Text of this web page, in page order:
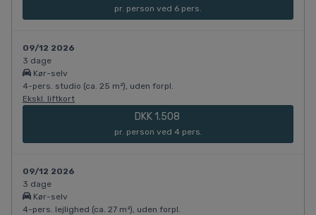
pr. person ved 6 pers.
09/12 2026
3 dage
Kør-selv
4-pers. studio (ca. 25 m²), uden forpl.
Ekskl. liftkort
DKK 1.508
pr. person ved 4 pers.
09/12 2026
3 dage
Kør-selv
4-pers. lejlighed (ca. 27 m²), uden forpl.